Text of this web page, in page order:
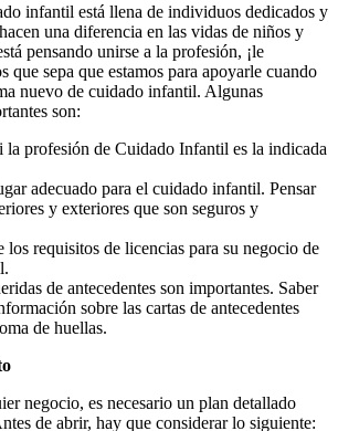
infantil está llena de individuos dedicados y
una diferencia en las vidas de niños y
pensando unirse a la profesión, ¡le
que sepa que estamos para apoyarle cuando
nuevo de cuidado infantil. Algunas
son:
la profesión de Cuidado Infantil es la indicada
adecuado para el cuidado infantil. Pensar
y exteriores que son seguros y
los requisitos de licencias para su negocio de
de antecedentes son importantes. Saber
sobre las cartas de antecedentes
de huellas.
negocio, es necesario un plan detallado
de abrir, hay que considerar lo siguiente: